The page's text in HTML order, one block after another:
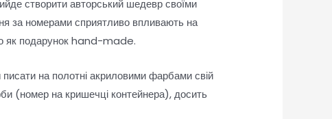
створити авторський шедевр своїми
за номерами сприятливо впливають на
як подарунок hand-made.
на полотні акриловими фарбами свій
(номер на кришечці контейнера), досить